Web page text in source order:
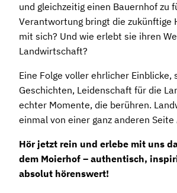
und gleichzeitig einen Bauernhof zu
Verantwortung bringt die zukünftige
mit sich? Und wie erlebt sie ihren
Landwirtschaft?
Eine Folge voller ehrlicher Einblicke,
Geschichten, Leidenschaft für die
echter Momente, die berühren.
einmal von einer ganz anderen Seite
Hör jetzt rein und erlebe mit uns
dem Moierhof – authentisch,
absolut hörenswert!